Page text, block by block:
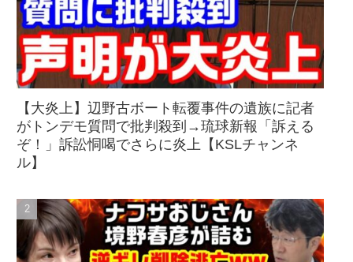
【大炎上】辺野古ボート転覆事件の遺族に記者
がトンデモ質問で批判殺到→琉球新報「訴える
ぞ！」訴訟恫喝でさらに炎上【KSLチャンネ
ル】